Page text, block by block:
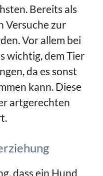
Bereits als
Versuche zur
Vor allem bei
wichtig, dem Tier
da es sonst
kann. Diese
artgerechten
dass ein Hund